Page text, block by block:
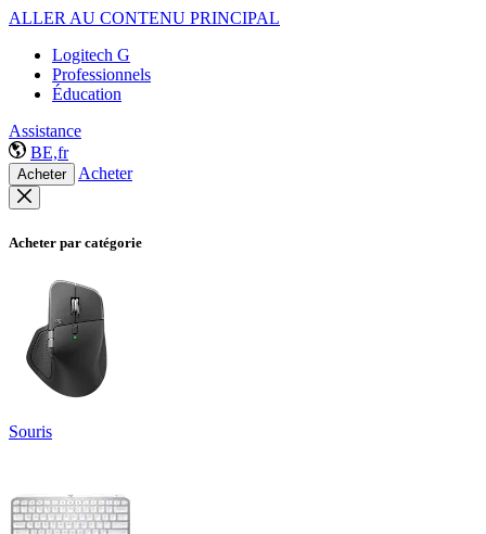
ALLER AU CONTENU PRINCIPAL
Logitech G
Professionnels
Éducation
Assistance
BE,fr
Acheter Acheter
Acheter par catégorie
Souris